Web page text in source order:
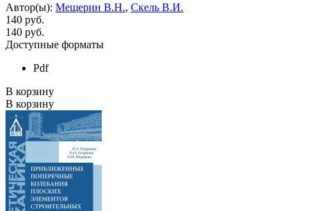
Автор(ы): Мещерин В.Н., Скель В.И.
140 руб.
140 руб.
Доступные форматы
Pdf
В корзину
В корзину